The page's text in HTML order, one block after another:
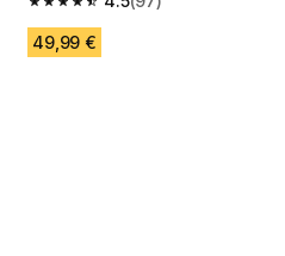
4.5 od 5 zvezdic from 97 ocene
49,99 €